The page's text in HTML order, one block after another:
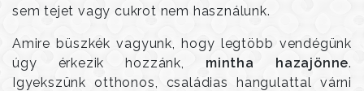
sem tejet vagy cukrot nem használunk.
Amire büszkék vagyunk, hogy legtöbb vendégünk
úgy érkezik hozzánk,
mintha hazajönne.
Igyekszünk otthonos, családias hangulattal várni